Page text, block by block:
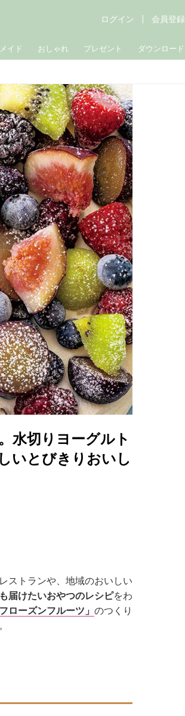
イド おしゃれ プレゼント ダウンロード
ログイン 会員登録
水切りヨーグルト
いとびきりおいし
ストランや、地域のおいしい
届けたいおやつのレシピをわ
ローズンフルーツ」 のつくり